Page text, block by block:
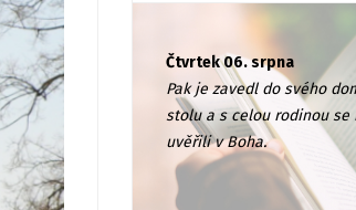
Čtvrtek 06. srpna
Pak je zavedl do svého
stolu a s celou rodinou se
uvěřili v Boha.